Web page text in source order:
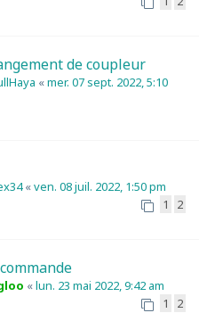
de coupleur
«mer. 07 sept. 2022, 5:10
«ven. 08 juil. 2022, 1:50 pm
1 2
«lun. 23 mai 2022, 9:42 am
1 2